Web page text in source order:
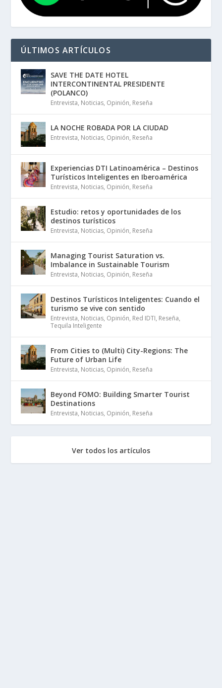
ÚLTIMOS ARTÍCULOS
SAVE THE DATE HOTEL
INTERCONTINENTAL PRESIDENTE
(POLANCO)
Entrevista, Noticias, Opinión, Reseña
LA NOCHE ROBADA POR LA CIUDAD
Entrevista, Noticias, Opinión, Reseña
Experiencias DTI Latinoamérica – Destinos
Turísticos Inteligentes en Iberoamérica
Entrevista, Noticias, Opinión, Reseña
Estudio: retos y oportunidades de los
destinos turísticos
Entrevista, Noticias, Opinión, Reseña
Managing Tourist Saturation vs.
Imbalance in Sustainable Tourism
Entrevista, Noticias, Opinión, Reseña
Destinos Turísticos Inteligentes: Cuando el
turismo se vive con sentido
Entrevista, Noticias, Opinión, Red IDTI, Reseña,
Tequila Inteligente
From Cities to (Multi) City-Regions: The
Future of Urban Life
Entrevista, Noticias, Opinión, Reseña
Beyond FOMO: Building Smarter Tourist
Destinations
Entrevista, Noticias, Opinión, Reseña
Ver todos los artículos